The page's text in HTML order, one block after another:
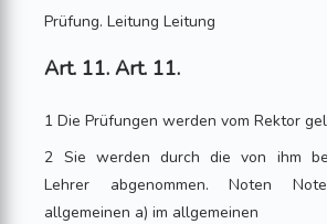
Prüfung. Leitung Leitung
Art. 11. Art. 11.
1 Die Prüfungen werden vom Rektor
2 Sie werden durch die von ihm
Lehrer abgenommen. Noten
allgemeinen a) im allgemeinen